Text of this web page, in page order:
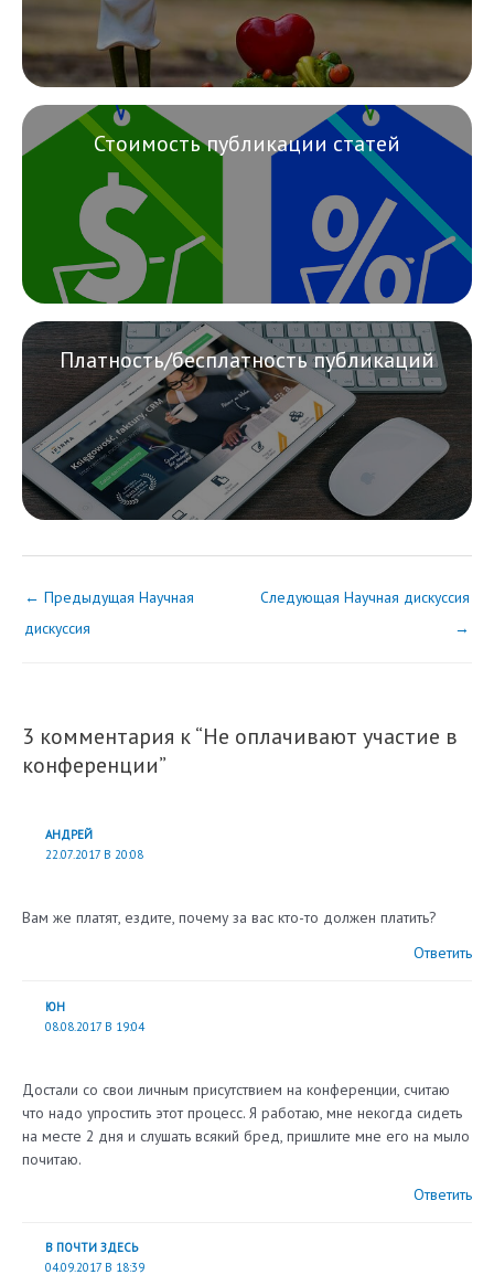
Стоимость публикации статей
Платность/бесплатность публикаций
← Предыдущая Научная
дискуссия
Следующая Научная дискуссия
→
3 комментария к “Не оплачивают участие в
конференции”
АНДРЕЙ
22.07.2017 В 20:08
Вам же платят, ездите, почему за вас кто-то должен платить?
Ответить
ЮН
08.08.2017 В 19:04
Достали со свои личным присутствием на конференции, считаю
что надо упростить этот процесс. Я работаю, мне некогда сидеть
на месте 2 дня и слушать всякий бред, пришлите мне его на мыло
почитаю.
Ответить
B ПОЧТИ ЗДЕСЬ
04.09.2017 В 18:39